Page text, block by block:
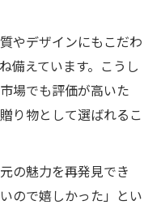
やデザインにもこだわ
備えています。こうし
場でも評価が高いた
り物として選ばれるこ
の魅力を再発見でき
ので嬉しかった」とい